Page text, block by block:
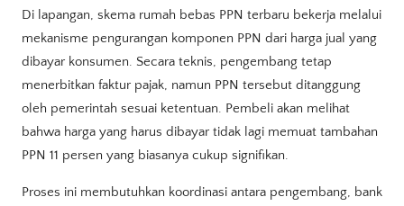
Di lapangan, skema rumah bebas PPN terbaru bekerja melalui
mekanisme pengurangan komponen PPN dari harga jual yang
dibayar konsumen. Secara teknis, pengembang tetap
menerbitkan faktur pajak, namun PPN tersebut ditanggung
oleh pemerintah sesuai ketentuan. Pembeli akan melihat
bahwa harga yang harus dibayar tidak lagi memuat tambahan
PPN 11 persen yang biasanya cukup signifikan.
Proses ini membutuhkan koordinasi antara pengembang, bank